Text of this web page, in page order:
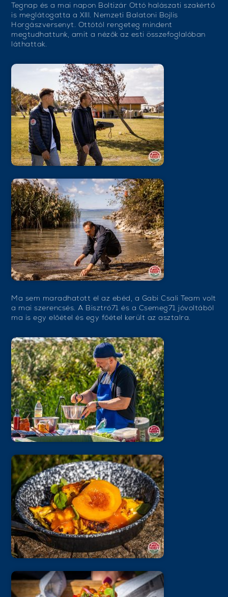
Tegnap és a mai napon Boltizár Ottó halászati szakértő
is meglátogatta a XIII. Nemzeti Balatoni Bojlis
Horgászversenyt. Ottótól rengeteg mindent
megtudhattunk, amit a nézők az esti összefoglalóban
láthattak.
Ma sem maradhatott el az ebéd, a Gabi Csali Team volt
a mai szerencsés. A Bisztró71 és a Csemeg71 jóvoltából
ma is egy előétel és egy főétel került az asztalra.